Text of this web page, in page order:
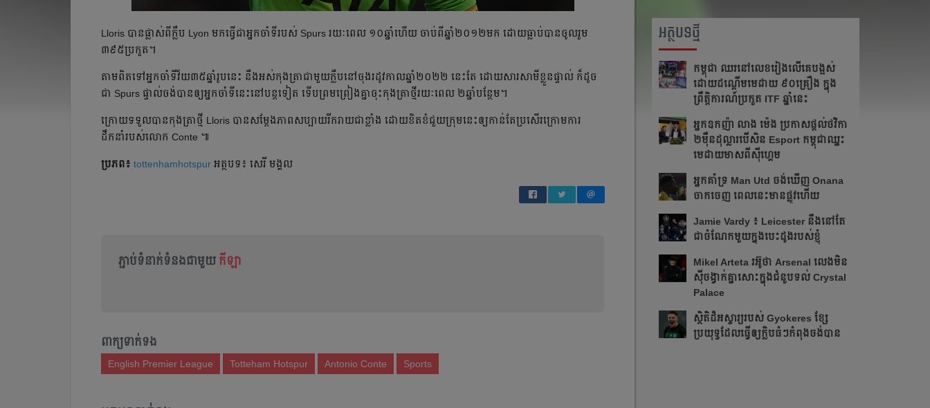
Lloris បាន​ផ្លាស់​ពី​ក្លឹប​ Lyon មក​ធ្វើ​ជា​អ្នកចាំទី​របស់​ Spurs រយៈ​ពេល​ ១០ឆ្នាំ​ហើយ​ ចាប់​ពី​ឆ្នាំ​២០១២​មក​ ដោយ​ធ្លាប់​បាន​ចូល​រួម​
៣៩៥ប្រកួត​។
តាម​ពិត​ទៅ​អ្នកចាំទី​វ័យ​៣៥ឆ្នាំ​រូប​នេះ​ នឹង​អស់​កុងត្រា​ជា​មួយ​ក្លឹប​នៅ​ចុង​រដូវកាល​ឆ្នាំ​២០២២ នេះ​តែ​ ដោយ​សារ​សាមីខ្លួន​ផ្ទាល់​ ក៏​ដូច​
ជា​ Spurs ផ្ទាល់​ចង់​បាន​ឲ្យ​អ្នកចាំទី​នេះ​នៅ​បន្ត​ទៀត​ ទើប​ព្រមព្រៀង​គ្នា​ចុះ​កុងត្រា​ថ្មី​រយៈពេល​ ២ឆ្នាំ​បន្ថែម​។
ក្រោយ​ទទួល​បាន​កុងត្រា​ថ្មី​ Lloris បាន​សម្ដែង​ភាព​សប្បាយ​រីករាយ​ជា​ខ្លាំង​ ដោយ​ខិត​ខំ​ជួយ​ក្រុម​នេះ​ឲ្យ​កាន់​តែ​ប្រសើរ​ក្រោម​ការ​
ដឹកនាំ​របស់​លោក​ Conte ៕
ប្រភព៖ tottenhamhotspur អត្ថបទ៖ សេរី មង្គល
ភ្ជាប់ទំនាក់ទំនងជាមួយ កីឡា
ពាក្យទាក់ទង
English Premier League Totteham Hotspur Antonio Conte Sports
អត្ថបទថ្មី
កម្ពុជា​ ឈរនៅលេខរៀងលើគេបង្អស់​
ដោយដណ្ដើមមេដាយ​ ៩០គ្រឿង ក្នុង
ព្រឹត្ដិការណ៍ប្រកួត ITF​ ឆ្នាំនេះ
អ្នក​ឧកញ៉ា លាង ម៉េង ​ប្រកាស​ផ្ដល់​ថវិកា​
២​ម៉ឺន​ដុល្លារ​បើ​សិន​​ Esport កម្ពុជា​​ឈ្នះ​​
មេដាយ​មាស​ពី​ស៊ីហ្គេម​
អ្នក​គាំទ្រ Man Utd ចង់​ឃើញ Onana
ចាកចេញ​ ពេលនេះ​មាន​ផ្លូវ​ហើយ​​
Jamie Vardy ៖ Leicester នឹង​នៅ​តែ​
ជា​ចំណែក​មួយ​ក្នុង​បេះដូង​របស់​ខ្ញុំ​
Mikel Arteta ​រអ៊ូ​ថា​​ Arsenal លេង​មិន​
ស៊ី​ចង្វាក់​គ្នា​​សោះ​ក្នុង​ជំនួប​ទល់ Crystal
Palace
​ស្ថិតិ​ដ៏​អស្ចារ្យ​​របស់ Gyokeres ខ្សែ​
ប្រយុទ្ធ​ដែល​​ធ្វើ​ឲ្យ​ក្លិប​ធំៗ​កំពុង​ចង់បាន​